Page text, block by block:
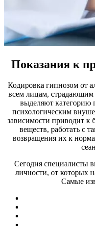
Показания к
Кодировка гипнозом от
всем лицам, страдающим
выделяют категорию
психологическим
зависимости приводит к
веществ, работать с
возвращения их к
Сегодня специалисты
личности, от которых
Самые